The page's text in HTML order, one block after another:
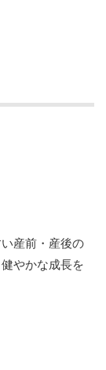
産前・産後の
やかな成長を